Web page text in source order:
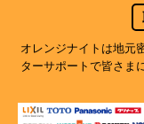
オレンジナイトは地元
ターサポートで皆さま